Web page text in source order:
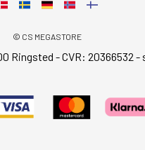
© CS MEGASTORE
Ringsted - CVR: 20366532 -